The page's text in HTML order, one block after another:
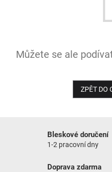
Můžete se ale
ZPĚT DO
Bleskové doručení
1-2 pracovní dny
Doprava zdarma